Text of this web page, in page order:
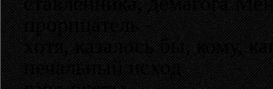
прорицатель -
хотя, казалось бы, кому,
печальный исход